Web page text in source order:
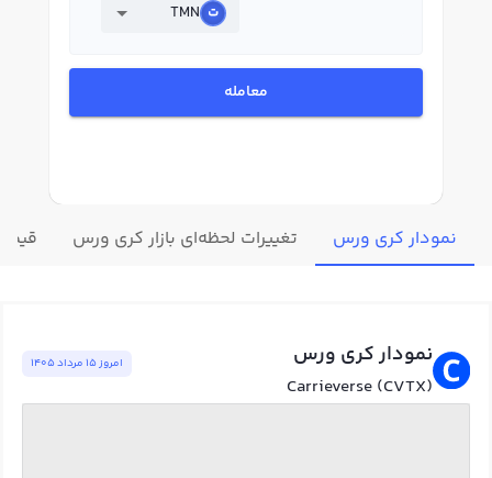
TMN
معامله
نمودار کری ورس تغییرات لحظه‌ای بازار کری ورس
نمودار کری ورس
Carrieverse (CVTX)
امروز ١٥ مرداد ١٤٠٥